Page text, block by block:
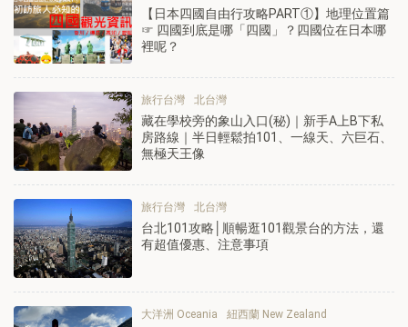
【日本四國自由行攻略PART①】地理位置篇
☞ 四國到底是哪「四國」？四國位在日本哪
裡呢？
旅行台灣 北台灣
藏在學校旁的象山入口(秘)｜新手A上B下私
房路線｜半日輕鬆拍101、一線天、六巨石、
無極天王像
旅行台灣 北台灣
台北101攻略│順暢逛101觀景台的方法，還
有超值優惠、注意事項
大洋洲 Oceania 紐西蘭 New Zealand